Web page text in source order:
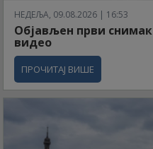
НЕДЕЉА, 09.08.2026 | 16:53
Објављен први
видео
ПРОЧИТАЈ ВИШЕ